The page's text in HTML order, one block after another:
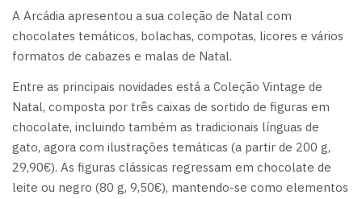
A Arcádia apresentou a sua coleção de Natal com
chocolates temáticos, bolachas, compotas, licores e vários
formatos de cabazes e malas de Natal.
Entre as principais novidades está a Coleção Vintage de
Natal, composta por três caixas de sortido de figuras em
chocolate, incluindo também as tradicionais línguas de
gato, agora com ilustrações temáticas (a partir de 200 g,
29,90€). As figuras clássicas regressam em chocolate de
leite ou negro (80 g, 9,50€), mantendo-se como elementos